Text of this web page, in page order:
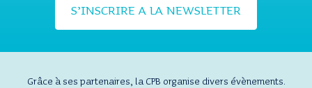
S’INSCRIRE A LA NEWSLETTER
Grâce à ses partenaires, la CPB organise divers évènements.